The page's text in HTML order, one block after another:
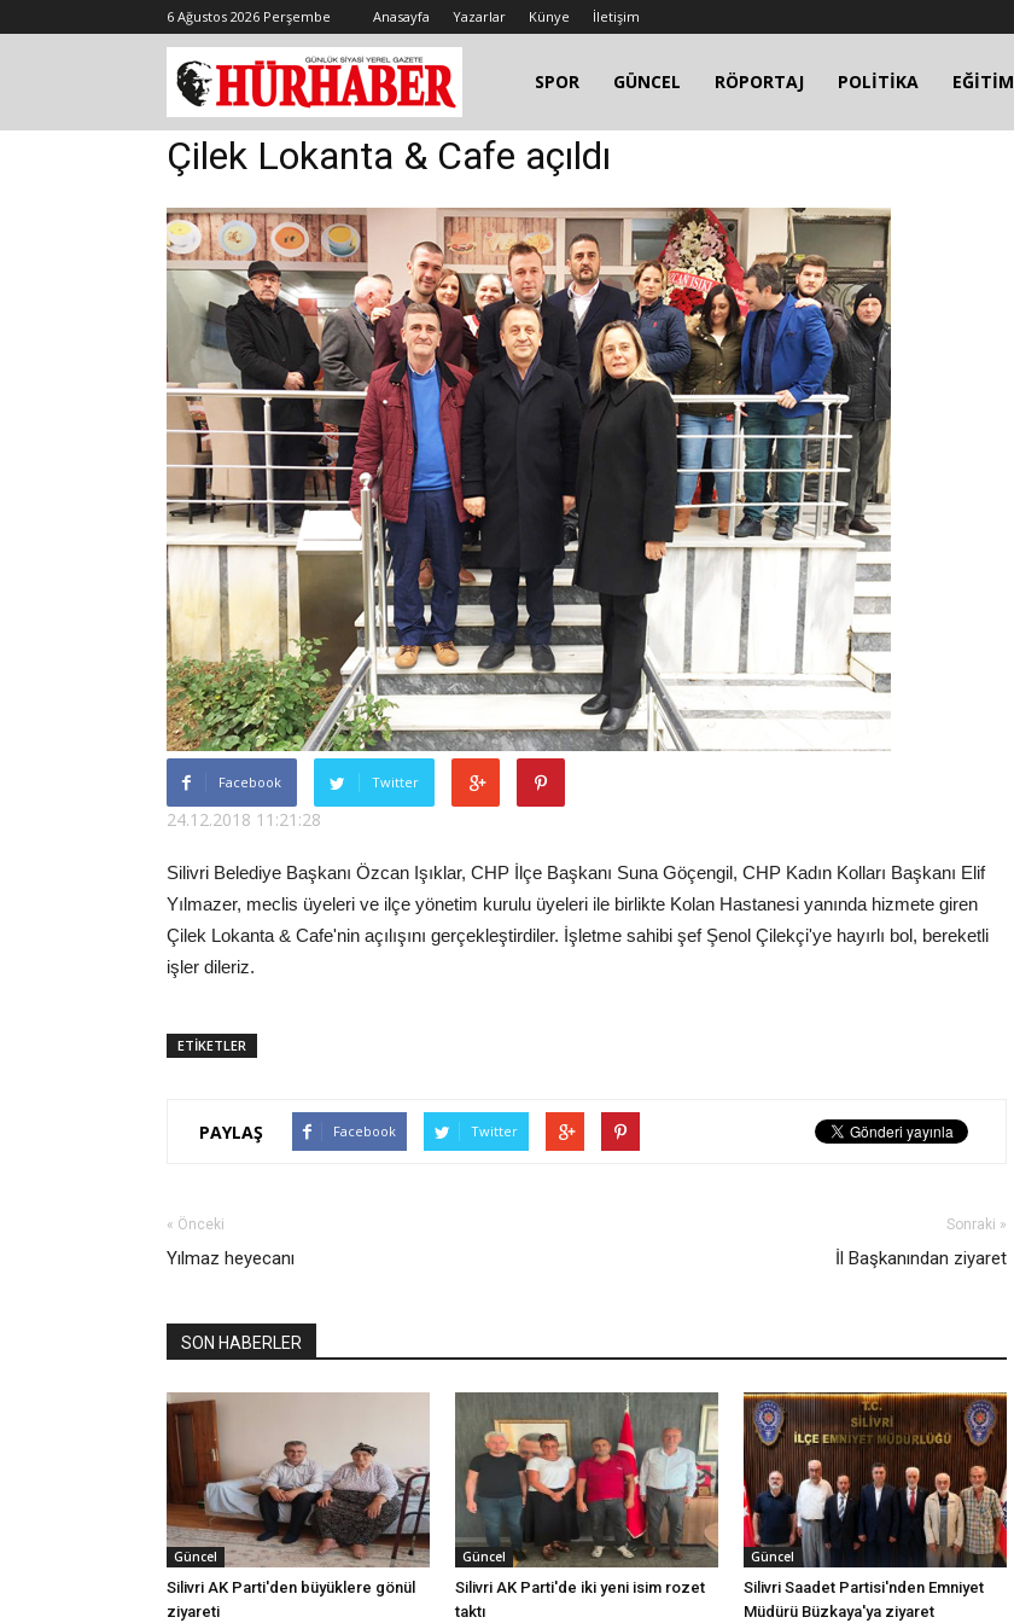
6 Ağustos 2026 Perşembe Anasayfa Yazarlar Künye İletişim
SPOR GÜNCEL RÖPORTAJ POLİTİKA EĞİTİM
Çilek Lokanta & Cafe açıldı
Facebook Twitter
24.12.2018 11:21:28
Silivri Belediye Başkanı Özcan Işıklar, CHP İlçe Başkanı Suna Göçengil, CHP Kadın Kolları Başkanı Elif
Yılmazer, meclis üyeleri ve ilçe yönetim kurulu üyeleri ile birlikte Kolan Hastanesi yanında hizmete giren
Çilek Lokanta & Cafe'nin açılışını gerçekleştirdiler. İşletme sahibi şef Şenol Çilekçi'ye hayırlı bol, bereketli
işler dileriz.
ETİKETLER
PAYLAŞ Facebook Twitter
« Önceki
Yılmaz heyecanı
Sonraki »
İl Başkanından ziyaret
SON HABERLER
Güncel
Silivri AK Parti'den büyüklere gönül
ziyareti
Güncel
Silivri AK Parti'de iki yeni isim rozet
taktı
Güncel
Silivri Saadet Partisi'nden Emniyet
Müdürü Büzkaya'ya ziyaret